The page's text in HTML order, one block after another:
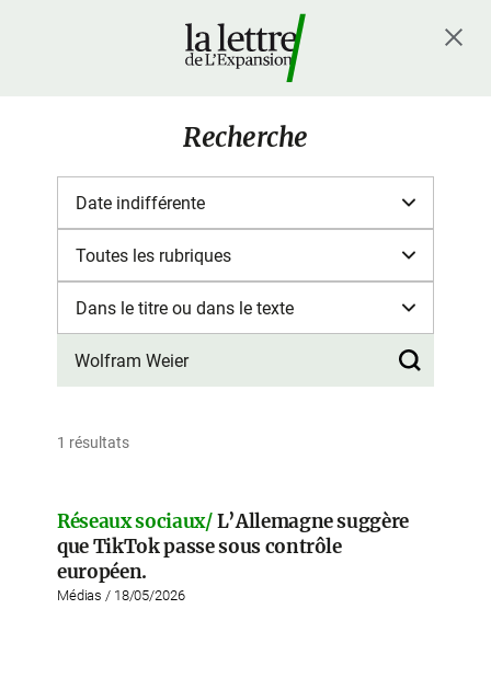
Recherche
1 résultats
Réseaux sociaux/ L’Allemagne suggère
que TikTok passe sous contrôle
européen.
Médias / 18/05/2026